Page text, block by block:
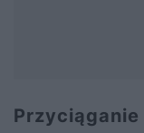
Przyciąganie